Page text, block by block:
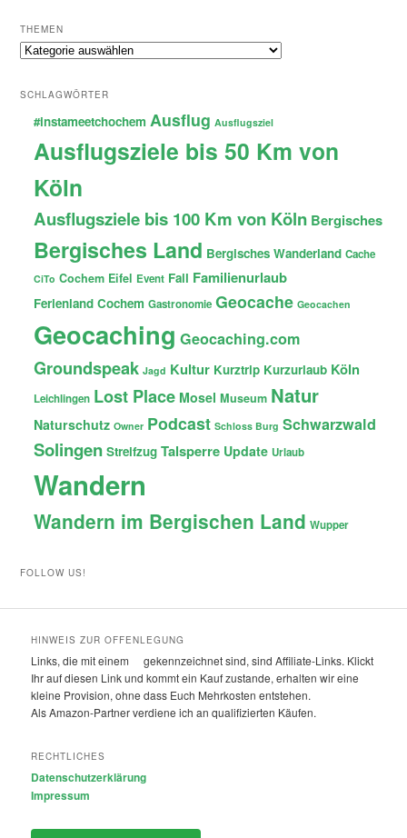
THEMEN
Themen
SCHLAGWÖRTER
#instameetchochem Ausflug Ausflugsziel
Ausflugsziele bis 50 Km von
Köln
Ausflugsziele bis 100 Km von Köln Bergisches
Bergisches Land Bergisches Wanderland Cache
CiTo Cochem Eifel Event Fail Familienurlaub
Ferienland Cochem Gastronomie Geocache Geocachen
Geocaching Geocaching.com
Groundspeak Jagd Kultur Kurztrip Kurzurlaub Köln
Leichlingen Lost Place Mosel Museum Natur
Naturschutz Owner Podcast Schloss Burg Schwarzwald
Solingen Streifzug Talsperre Update Urlaub
Wandern
Wandern im Bergischen Land Wupper
FOLLOW US!
HINWEIS ZUR OFFENLEGUNG
Links, die mit einem
gekennzeichnet sind, sind Affiliate-Links. Klickt
Ihr auf diesen Link und kommt ein Kauf zustande, erhalten wir eine
kleine Provision, ohne dass Euch Mehrkosten entstehen.
Als Amazon-Partner verdiene ich an qualifizierten Käufen.
RECHTLICHES
Datenschutzerklärung
Impressum